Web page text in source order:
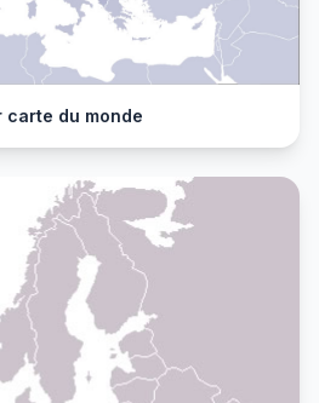
carte du monde